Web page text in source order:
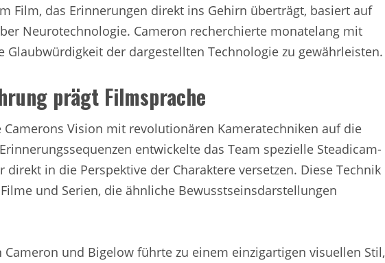
Film, das Erinnerungen direkt ins Gehirn überträgt, basiert auf
Neurotechnologie. Cameron recherchierte monatelang mit
Glaubwürdigkeit der dargestellten Technologie zu gewährleisten.
prägt Filmsprache
Vision mit revolutionären Kameratechniken auf die
entwickelte das Team spezielle Steadicam-
direkt in die Perspektive der Charaktere versetzen. Diese Technik
und Serien, die ähnliche Bewusstseinsdarstellungen
und Bigelow führte zu einem einzigartigen visuellen Stil,